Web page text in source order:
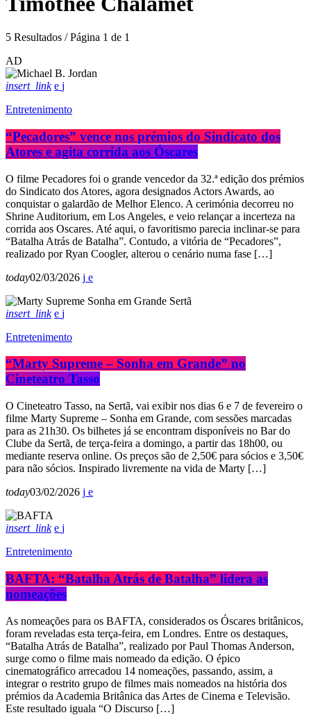
5 Resultados / Página 1 de 1
AD
insert_link
Entretenimento
“Pecadores” vence nos prémios do Sindicato dos
Atores e agita corrida aos Óscares
O filme Pecadores foi o grande vencedor da 32.ª edição dos prémios
do Sindicato dos Atores, agora designados Actors Awards, ao
conquistar o galardão de Melhor Elenco. A cerimónia decorreu no
Shrine Auditorium, em Los Angeles, e veio relançar a incerteza na
corrida aos Oscares. Até aqui, o favoritismo parecia inclinar-se para
“Batalha Atrás de Batalha”. Contudo, a vitória de “Pecadores”,
realizado por Ryan Coogler, alterou o cenário numa fase […]
today02/03/2026
insert_link
Entretenimento
“Marty Supreme – Sonha em Grande” no
Cineteatro Tasso
O Cineteatro Tasso, na Sertã, vai exibir nos dias 6 e 7 de fevereiro o
filme Marty Supreme – Sonha em Grande, com sessões marcadas
para as 21h30. Os bilhetes já se encontram disponíveis no Bar do
Clube da Sertã, de terça-feira a domingo, a partir das 18h00, ou
mediante reserva online. Os preços são de 2,50€ para sócios e 3,50€
para não sócios. Inspirado livremente na vida de Marty […]
today03/02/2026
insert_link
Entretenimento
BAFTA: “Batalha Atrás de Batalha” lidera as
nomeações
As nomeações para os BAFTA, considerados os Óscares britânicos,
foram reveladas esta terça-feira, em Londres. Entre os destaques,
“Batalha Atrás de Batalha”, realizado por Paul Thomas Anderson,
surge como o filme mais nomeado da edição. O épico
cinematográfico arrecadou 14 nomeações, passando, assim, a
integrar o restrito grupo de filmes mais nomeados na história dos
prémios da Academia Britânica das Artes de Cinema e Televisão.
Este resultado iguala “O Discurso […]